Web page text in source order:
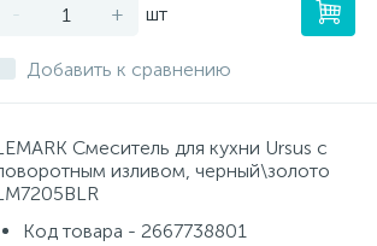
- + шт
Добавить к сравнению
Смеситель для кухни Ursus с
изливом, черный\золото
Код товара - 2667738801